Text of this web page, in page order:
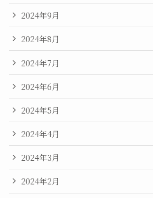
2024年9月
2024年8月
2024年7月
2024年6月
2024年5月
2024年4月
2024年3月
2024年2月